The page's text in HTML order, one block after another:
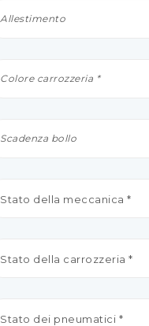
Stato della meccanica *
Stato della carrozzeria *
Stato dei pneumatici *